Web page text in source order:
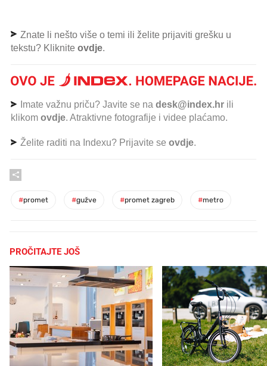
Znate li nešto više o temi ili želite prijaviti grešku u
tekstu? Kliknite ovdje.
Imate važnu priču? Javite se na desk@index.hr ili
klikom ovdje. Atraktivne fotografije i videe plaćamo.
Želite raditi na Indexu? Prijavite se ovdje.
#promet #gužve #promet zagreb #metro
PROČITAJTE JOŠ